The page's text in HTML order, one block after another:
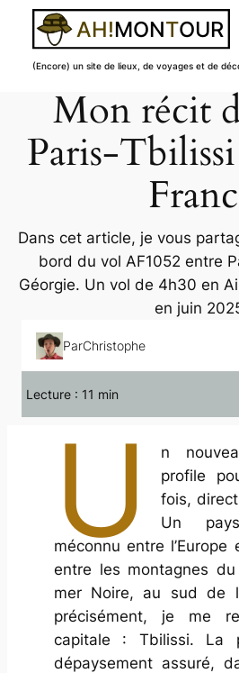
contenu
(Encore) un site de lieux, de voyages et de
Mon récit
Paris-
Dans cet article, je vous
bord du vol AF1052 entre
Géorgie. Un vol de 4h30 en
en juin
ParChristophe
Lecture : 11 min
U
n
profile
fois,
Un
méconnu entre l’Europe
entre les montagnes
mer Noire, au sud de
précisément, je me
capitale : Tbilissi. La
dépaysement assuré,